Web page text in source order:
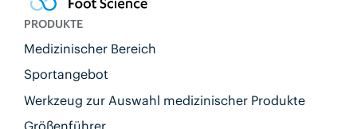
PRODUKTE
Medizinischer Bereich
Sportangebot
Werkzeug zur Auswahl medizinischer Produkte
Größenführer